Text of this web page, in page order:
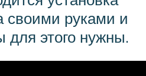
своими руками и
для этого нужны.